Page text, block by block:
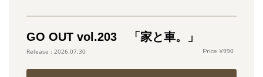
GO OUT vol.203 「家と車。」
2026.07.30 990